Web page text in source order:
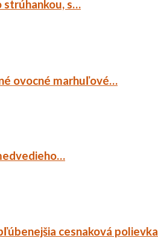
strúhankou, s…
ovocné marhuľové…
cesnaková polievka